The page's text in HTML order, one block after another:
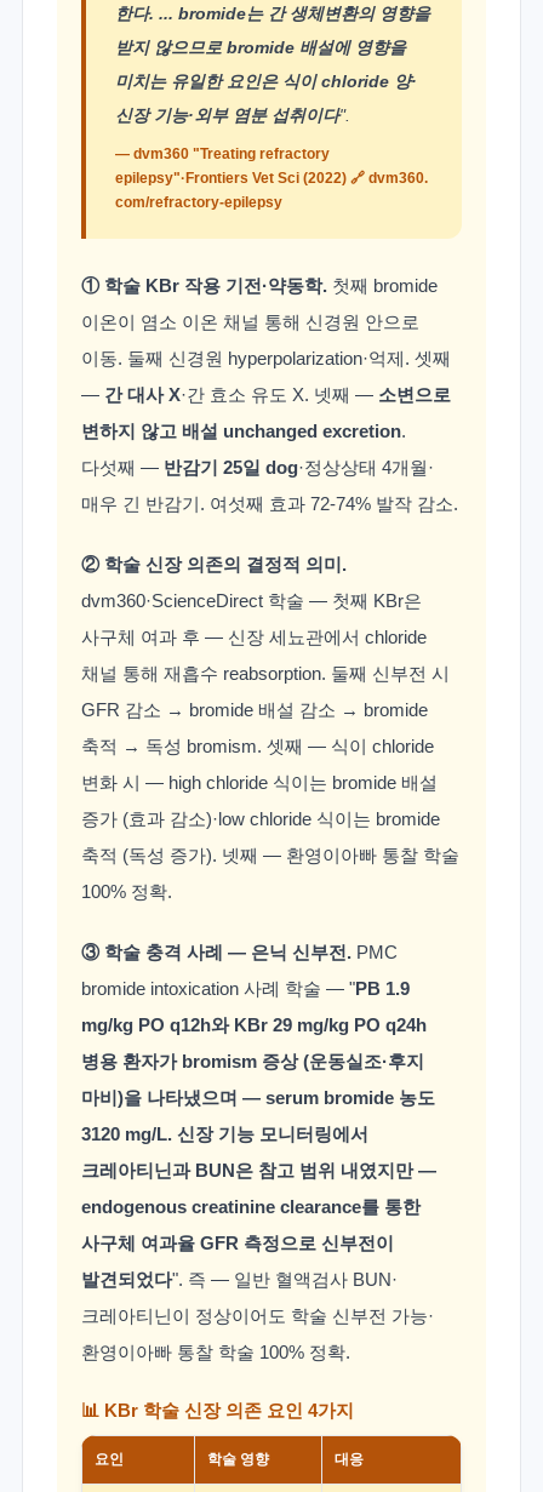
한다. ... bromide는 간 생체변환의 영향을
받지 않으므로 bromide 배설에 영향을
미치는 유일한 요인은 식이 chloride 양·
신장 기능·외부 염분 섭취이다".
— dvm360 "Treating refractory
epilepsy"·Frontiers Vet Sci (2022) 🔗 dvm360.
com/refractory-epilepsy
① 학술 KBr 작용 기전·약동학.첫째 bromide
이온이 염소 이온 채널 통해 신경원 안으로
이동. 둘째 신경원 hyperpolarization·억제. 셋째
— 간 대사 X·간 효소 유도 X. 넷째 — 소변으로
변하지 않고 배설 unchanged excretion.
다섯째 — 반감기 25일 dog·정상상태 4개월·
매우 긴 반감기. 여섯째 효과 72-74% 발작 감소.
② 학술 신장 의존의 결정적 의미.
dvm360·ScienceDirect 학술 — 첫째 KBr은
사구체 여과 후 — 신장 세뇨관에서 chloride
채널 통해 재흡수 reabsorption. 둘째 신부전 시
GFR 감소 → bromide 배설 감소 → bromide
축적 → 독성 bromism. 셋째 — 식이 chloride
변화 시 — high chloride 식이는 bromide 배설
증가 (효과 감소)·low chloride 식이는 bromide
축적 (독성 증가). 넷째 — 환영이아빠 통찰 학술
100% 정확.
③ 학술 충격 사례 — 은닉 신부전.PMC
bromide intoxication 사례 학술 — "PB 1.9
mg/kg PO q12h와 KBr 29 mg/kg PO q24h
병용 환자가 bromism 증상 (운동실조·후지
마비)을 나타냈으며 — serum bromide 농도
3120 mg/L. 신장 기능 모니터링에서
크레아티닌과 BUN은 참고 범위 내였지만 —
endogenous creatinine clearance를 통한
사구체 여과율 GFR 측정으로 신부전이
발견되었다". 즉 — 일반 혈액검사 BUN·
크레아티닌이 정상이어도 학술 신부전 가능·
환영이아빠 통찰 학술 100% 정확.
📊 KBr 학술 신장 의존 요인 4가지
요인 학술 영향 대응